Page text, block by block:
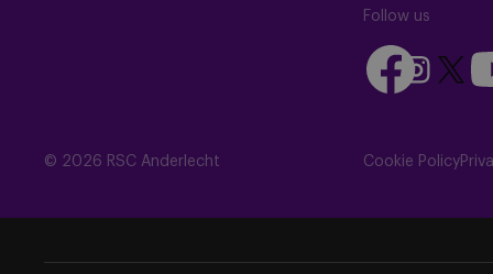
© 2026 RSC Anderlecht
Follow us
Follow
us
Follow
us
Follow
(Twitter)
us
Cookie Policy